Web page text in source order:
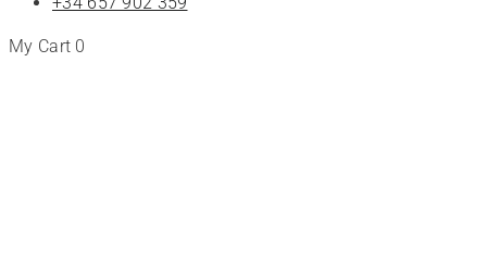
My Cart 0